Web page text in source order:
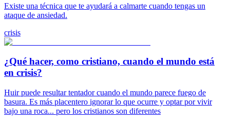
Existe una técnica que te ayudará a calmarte cuando tengas un
ataque de ansiedad.
crisis
¿Qué hacer, como cristiano, cuando el mundo está
en crisis?
Huir puede resultar tentador cuando el mundo parece fuego de
basura. Es más placentero ignorar lo que ocurre y optar por vivir
bajo una roca... pero los cristianos son diferentes